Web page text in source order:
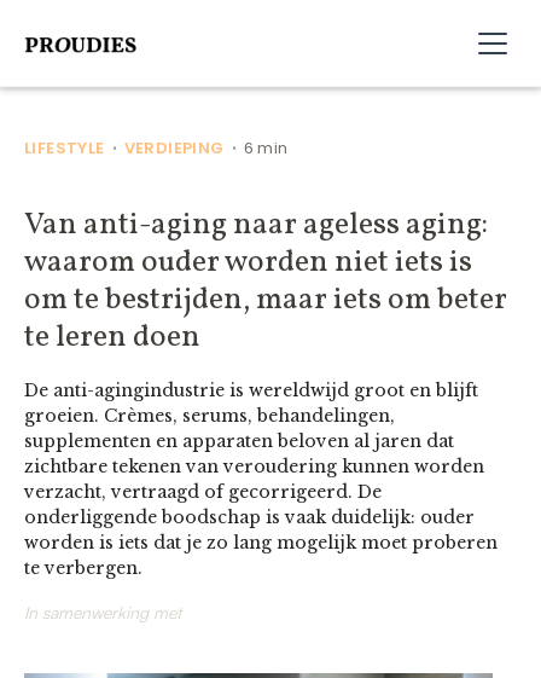
LIFESTYLE • VERDIEPING • 6 min
Van anti-aging naar ageless aging:
waarom ouder worden niet iets is
om te bestrijden, maar iets om beter
te leren doen
De anti-agingindustrie is wereldwijd groot en blijft
groeien. Crèmes, serums, behandelingen,
supplementen en apparaten beloven al jaren dat
zichtbare tekenen van veroudering kunnen worden
verzacht, vertraagd of gecorrigeerd. De
onderliggende boodschap is vaak duidelijk: ouder
worden is iets dat je zo lang mogelijk moet proberen
te verbergen.
In samenwerking met